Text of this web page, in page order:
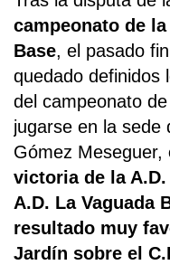
campeonato de
Base, el pasado
quedado definidos
del campeonato
jugarse en la sede
Gómez Meseguer,
victoria de la A.D.
A.D. La Vaguada
resultado muy
Jardín sobre el